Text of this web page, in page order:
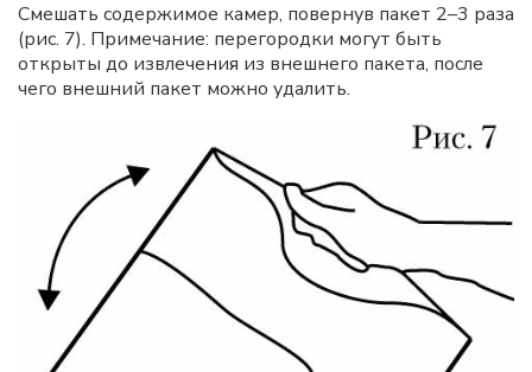
Смешать содержимое камер, повернув пакет 2–3 раза
(рис. 7). Примечание: перегородки могут быть
открыты до извлечения из внешнего пакета, после
чего внешний пакет можно удалить.